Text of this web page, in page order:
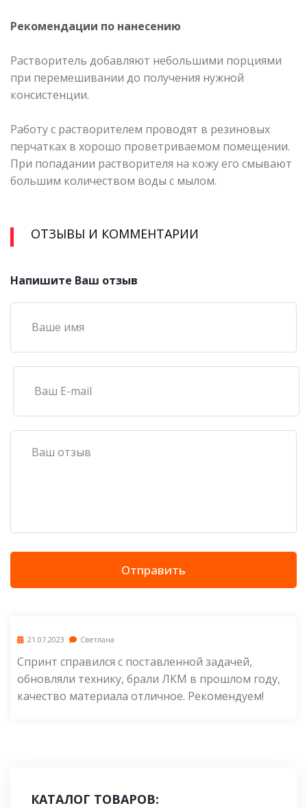
Рекомендации по нанесению
Растворитель добавляют небольшими порциями
при перемешивании до получения нужной
консистенции.
Работу с растворителем проводят в резиновых
перчатках в хорошо проветриваемом помещении.
При попадании растворителя на кожу его смывают
большим количеством воды с мылом.
ОТЗЫВЫ И КОММЕНТАРИИ
Напишите Ваш отзыв
Отправить
21.07.2023 Светлана
Спринт справился с поставленной задачей,
обновляли технику, брали ЛКМ в прошлом году,
качество материала отличное. Рекомендуем!
КАТАЛОГ ТОВАРОВ: